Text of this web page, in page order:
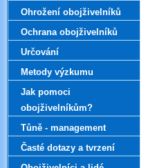
Ohrožení obojživelníků
Ochrana obojživelníků
Určování
Metody výzkumu
Jak pomoci
obojživelníkům?
Tůně - management
Časté dotazy a tvrzení